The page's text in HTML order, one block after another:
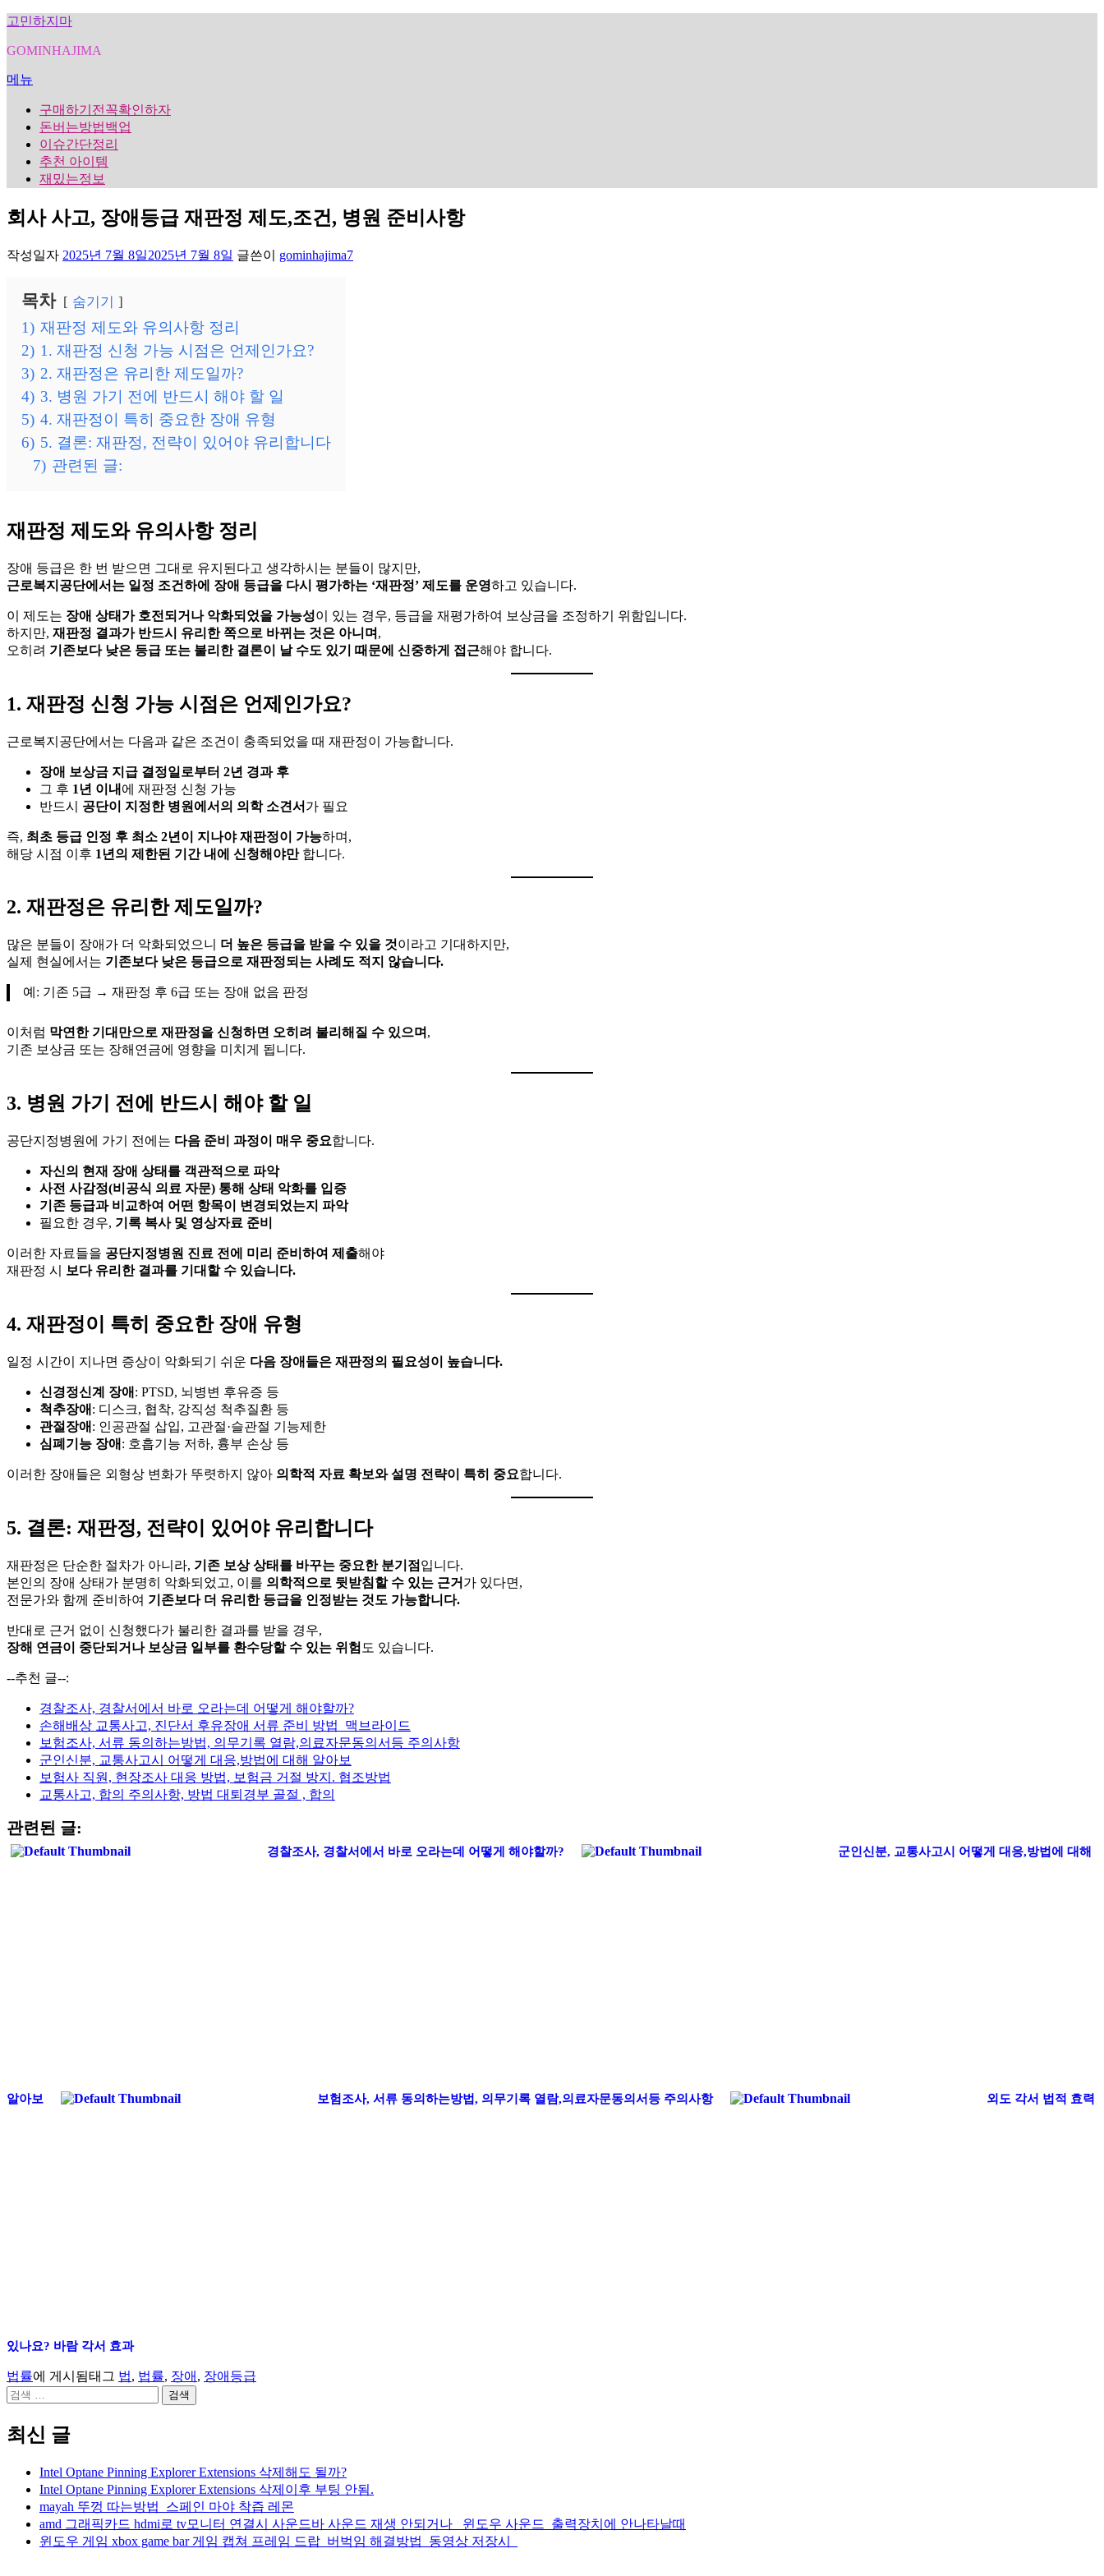
내
으
로
바
고민하지마
GOMINHAJIMA
메뉴
구매하기전꼭확인하자
돈버는방법백업
이슈간단정리
추천 아이템
재밌는정보
회사 사고, 장애등급 재판정 제도,조건, 병원 준비사항
작성일자 2025년 7월 8일2025년 7월 8일 글쓴이 gominhajima7
목차 숨기기
1) 재판정 제도와 유의사항 정리
2) 1. 재판정 신청 가능 시점은 언제인가요?
3) 2. 재판정은 유리한 제도일까?
4) 3. 병원 가기 전에 반드시 해야 할 일
5) 4. 재판정이 특히 중요한 장애 유형
6) 5. 결론: 재판정, 전략이 있어야 유리합니다
7) 관련된 글:
재판정 제도와 유의사항 정리
장애 등급은 한 번 받으면 그대로 유지된다고 생각하시는 분들이 많지만,
근로복지공단에서는 일정 조건하에 장애 등급을 다시 평가하는 ‘재판정’ 제도를 운영하고 있습니다.
이 제도는 장애 상태가 호전되거나 악화되었을 가능성이 있는 경우, 등급을 재평가하여 보상금을 조정하기 위함입니다.
하지만, 재판정 결과가 반드시 유리한 쪽으로 바뀌는 것은 아니며 ,
오히려 기존보다 낮은 등급 또는 불리한 결론이 날 수도 있기 때문에 신중하게 접근해야 합니다.
1. 재판정 신청 가능 시점은 언제인가요?
근로복지공단에서는 다음과 같은 조건이 충족되었을 때 재판정이 가능합니다.
장애 보상금 지급 결정일로부터 2년 경과 후
그 후 1년 이내 에 재판정 신청 가능
반드시 공단이 지정한 병원에서의 의학 소견서 가 필요
즉, 최초 등급 인정 후 최소 2년이 지나야 재판정이 가능하며,
해당 시점 이후 1년의 제한된 기간 내에 신청해야만합니다.
2. 재판정은 유리한 제도일까?
많은 분들이 장애가 더 악화되었으니 더 높은 등급을 받을 수 있을 것이라고 기대하지만,
실제 현실에서는 기존보다 낮은 등급으로 재판정되는 사례도 적지 않습니다.
예: 기존 5급 → 재판정 후 6급 또는 장애 없음 판정
이처럼 막연한 기대만으로 재판정을 신청하면 오히려 불리해질 수 있으며 ,
기존 보상금 또는 장해연금에 영향을 미치게 됩니다.
3. 병원 가기 전에 반드시 해야 할 일
공단지정병원에 가기 전에는 다음 준비 과정이 매우 중요합니다.
자신의 현재 장애 상태를 객관적으로 파악
사전 사감정(비공식 의료 자문) 통해 상태 악화를 입증
기존 등급과 비교하여 어떤 항목이 변경되었는지 파악
필요한 경우, 기록 복사 및 영상자료 준비
이러한 자료들을 공단지정병원 진료 전에 미리 준비하여 제출해야
재판정 시 보다 유리한 결과를 기대할 수 있습니다.
4. 재판정이 특히 중요한 장애 유형
일정 시간이 지나면 증상이 악화되기 쉬운 다음 장애들은 재판정의 필요성이 높습니다.
신경정신계 장애 : PTSD, 뇌병변 후유증 등
척추장애 : 디스크, 협착, 강직성 척추질환 등
관절장애 : 인공관절 삽입, 고관절·슬관절 기능제한
심폐기능 장애 : 호흡기능 저하, 흉부 손상 등
이러한 장애들은 외형상 변화가 뚜렷하지 않아 의학적 자료 확보와 설명 전략이 특히 중요합니다.
5. 결론: 재판정, 전략이 있어야 유리합니다
재판정은 단순한 절차가 아니라, 기존 보상 상태를 바꾸는 중요한 분기점 입니다.
본인의 장애 상태가 분명히 악화되었고, 이를 의학적으로 뒷받침할 수 있는 근거 가 있다면,
전문가와 함께 준비하여 기존보다 더 유리한 등급을 인정받는 것도 가능합니다.
반대로 근거 없이 신청했다가 불리한 결과를 받을 경우,
장해 연금이 중단되거나 보상금 일부를 환수당할 수 있는 위험 도 있습니다.
--추천 글--:
경찰조사, 경찰서에서 바로 오라는데 어떻게 해야할까?
손해배상 교통사고, 진단서 후유장애 서류 준비 방법_맥브라이드
보험조사, 서류 동의하는방법, 의무기록 열람,의료자문동의서등 주의사항
군인신분, 교통사고시 어떻게 대응,방법에 대해 알아보
보험사 직원, 현장조사 대응 방법, 보험금 거절 방지. 협조방법
교통사고, 합의 주의사항, 방법 대퇴경부 골절 , 합의
관련된 글:
경찰조사, 경찰서에서 바로 오라는데 어떻게 해야할까? 군인신분, 교통사고시 어떻게 대응,방법에 대해
알아보 보험조사, 서류 동의하는방법, 의무기록 열람,의료자문동의서등 주의사항 외도 각서 법적 효력
있나요? 바람 각서 효과
법률에 게시됨태그 법, 법률, 장애 , 장애등급
검
최신 글
Intel Optane Pinning Explorer Extensions 삭제해도 될까?
Intel Optane Pinning Explorer Extensions 삭제이후 부팅 안됨.
mayah 뚜껑 따는방법_스페인 마야 착즙 레몬
amd 그래픽카드 hdmi로 tv모니터 연결시 사운드바 사운드 재생 안되거나_ 윈도우 사운드_출력장치에 안나타날때
윈도우 게임 xbox game bar 게임 캡쳐 프레임 드랍_버벅임 해결방법_동영상 저장시_